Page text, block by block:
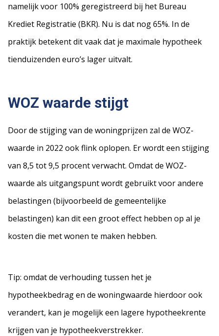
namelijk voor 100% geregistreerd bij het Bureau
Krediet Registratie (BKR). Nu is dat nog 65%. In de
praktijk betekent dit vaak dat je maximale hypotheek
tienduizenden euro’s lager uitvalt.
WOZ waarde stijgt
Door de stijging van de woningprijzen zal de WOZ-
waarde in 2022 ook flink oplopen. Er wordt een stijging
van 8,5 tot 9,5 procent verwacht. Omdat de WOZ-
waarde als uitgangspunt wordt gebruikt voor andere
belastingen (bijvoorbeeld de gemeentelijke
belastingen) kan dit een groot effect hebben op al je
kosten die met wonen te maken hebben.
Tip: omdat de verhouding tussen het je
hypotheekbedrag en de woningwaarde hierdoor ook
verandert, kan je mogelijk een lagere hypotheekrente
krijgen van je hypotheekverstrekker.